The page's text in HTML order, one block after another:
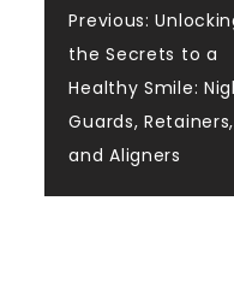
Post
Previous:
the Secrets to a
Healthy Smile:
Guards, Retainers,
and Aligners